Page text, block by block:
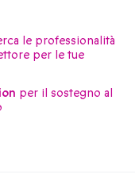
le professionalità
per le tue
per il sostegno al